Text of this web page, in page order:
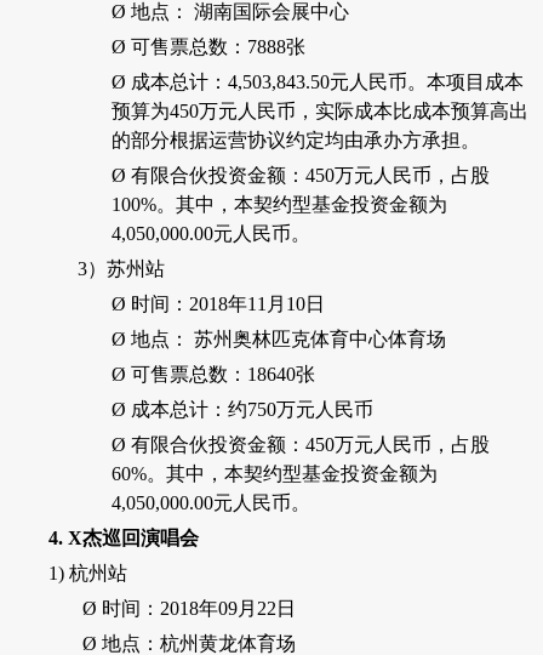
Ø 地点： 湖南国际会展中心
Ø 可售票总数： 7888张
Ø 成本总计： 4,503,843.50元人民币。本项目成本
预算为450万元人民币，实际成本比成本预算高出
的部分根据运营协议约定均由承办方承担。
Ø 有限合伙投资金额： 450万元人民币，占股
100%。其中，本契约型基金投资金额为
4,050,000.00元人民币。
3） 苏州站
Ø 时间： 2018年11 月 10日
Ø 地点： 苏州奥林匹克体育中心体育场
Ø 可售票总数： 18640张
Ø 成本总计：约750万元人民币
Ø 有限合伙投资金额： 450万元人民币，占股
60%。其中，本契约型基金投资金额为
4,050,000.00元人民币。
4. X杰巡回演唱会
1) 杭州站
Ø 时间： 2018年09月 22 日
Ø 地点：杭州黄龙体育场